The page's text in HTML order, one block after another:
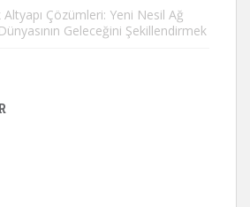
Çözümleri: Yeni Nesil Ağ
Geleceğini Şekillendirmek